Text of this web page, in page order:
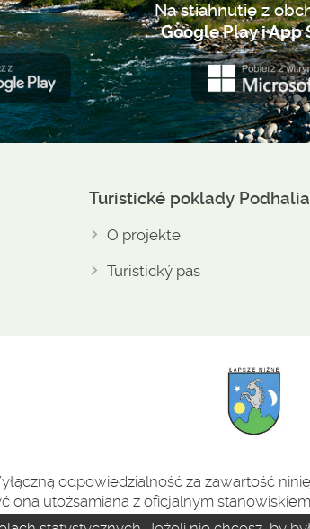
Na stiahnutie z
Google Play i App
Turistické poklady Podhalia
O projekte
Turistický pas
odpowiedzialność za zawartość
ona utożsamiana z oficjalnym